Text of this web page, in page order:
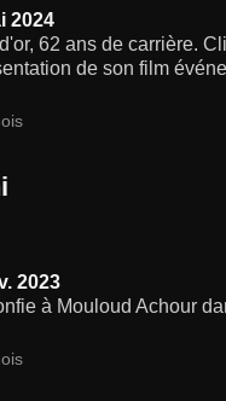
2024
62 ans de carrière.
de son film
2023
à Mouloud Achour